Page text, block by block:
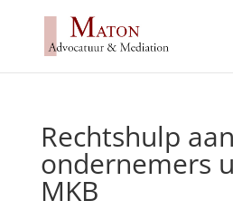
Rechtshulp aan
ondernemers
MKB